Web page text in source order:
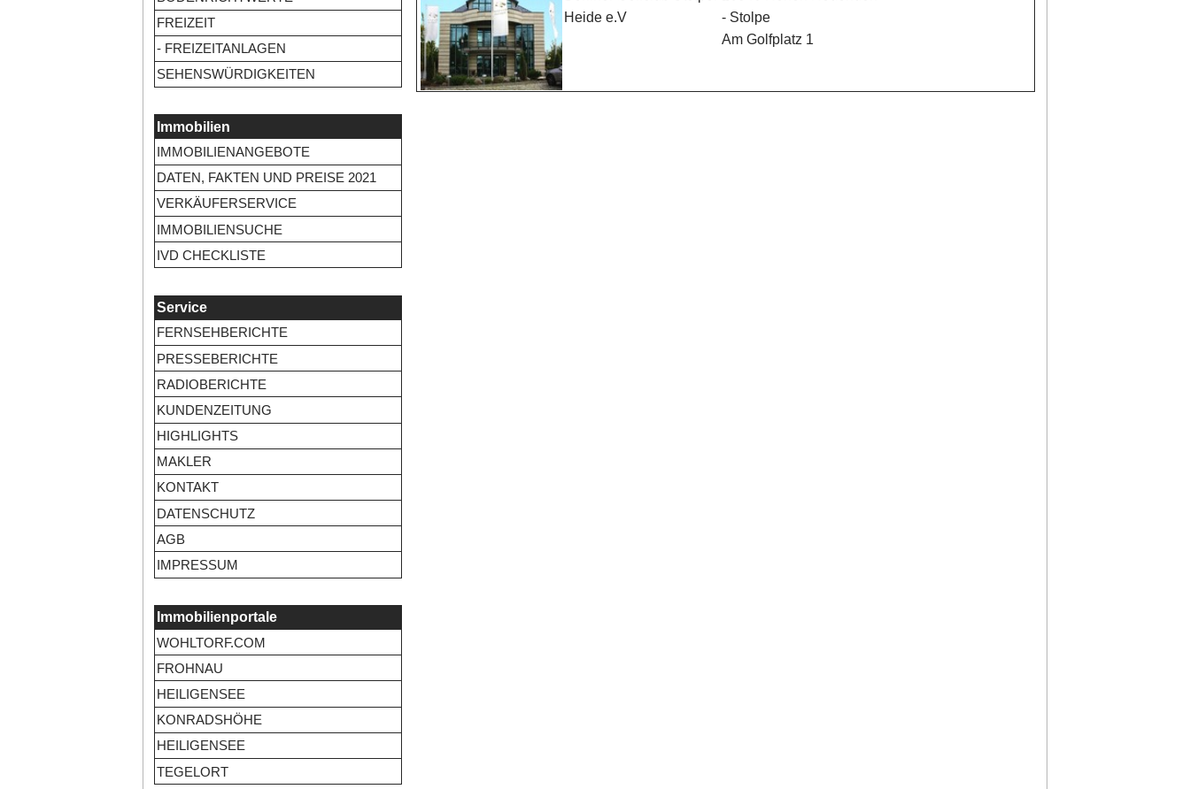
FREIZEIT
- FREIZEITANLAGEN
SEHENSWÜRDIGKEITEN
Immobilien
IMMOBILIENANGEBOTE
DATEN, FAKTEN UND PREISE 2021
VERKÄUFERSERVICE
IMMOBILIENSUCHE
IVD CHECKLISTE
Service
FERNSEHBERICHTE
PRESSEBERICHTE
RADIOBERICHTE
KUNDENZEITUNG
HIGHLIGHTS
MAKLER
KONTAKT
DATENSCHUTZ
AGB
IMPRESSUM
Immobilienportale
WOHLTORF.COM
FROHNAU
HEILIGENSEE
KONRADSHÖHE
HEILIGENSEE
TEGELORT
Heide e.V
- Stolpe
Am Golfplatz 1